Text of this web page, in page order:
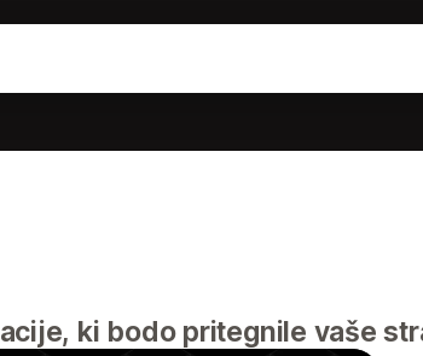
ki bodo pritegnile vaše